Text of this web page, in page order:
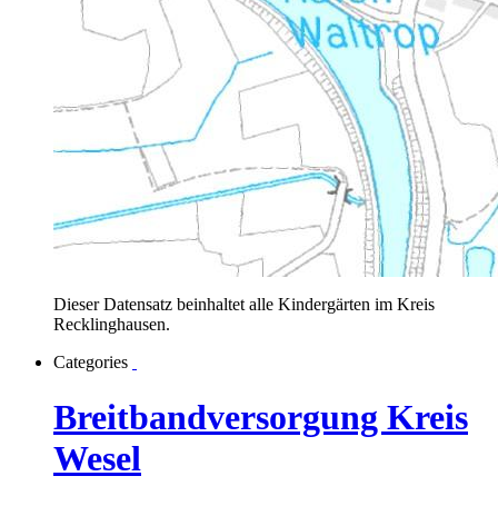
Dieser Datensatz beinhaltet alle Kindergärten im Kreis
Recklinghausen.
Categories
Breitbandversorgung Kreis
Wesel